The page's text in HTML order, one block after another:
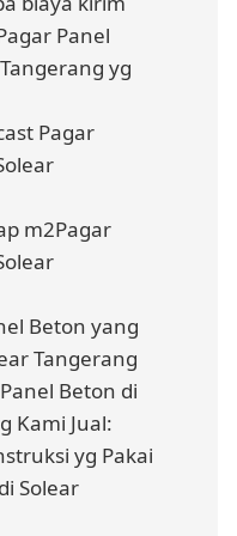
Panel
yg
Pagar
m2Pagar
Beton yang
Tangerang
Beton di
Kami Jual:
yg Pakai
Solear